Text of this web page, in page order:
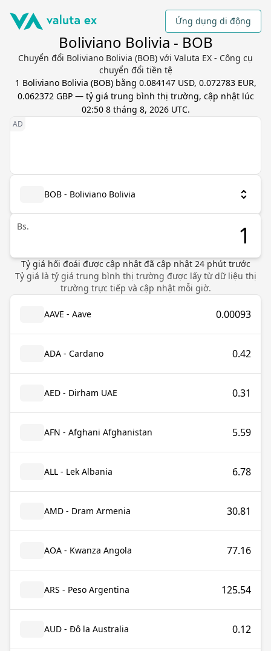
Ứng dụng di động
Boliviano Bolivia - BOB
Chuyển đổi Boliviano Bolivia (BOB) với Valuta EX - Công cụ
chuyển đổi tiền tệ
1 Boliviano Bolivia (BOB) bằng 0.084147 USD, 0.072783 EUR,
0.062372 GBP— tỷ giá trung bình thị trường, cập nhật lúc
02:50 8 tháng 8, 2026 UTC.
BOB - Boliviano Bolivia
Bs.
Tỷ giá hối đoái được cập nhật đã cập nhật 24phút trước
Tỷ giá là tỷ giá trung bình thị trường được lấy từ dữ liệu thị
trường trực tiếp và cập nhật mỗi giờ.
AAVE - Aave 0.00093
ADA - Cardano 0.42
AED - Dirham UAE 0.31
AFN - Afghani Afghanistan 5.59
ALL - Lek Albania 6.78
AMD - Dram Armenia 30.81
AOA - Kwanza Angola 77.16
ARS - Peso Argentina 125.54
AUD - Đô la Australia 0.12